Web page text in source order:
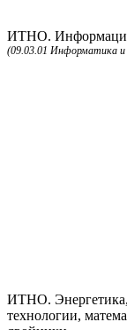
ИТНО.
(09.03.01 Информатика и
ИТНО.
технологии,